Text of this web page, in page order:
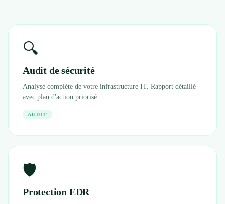
Hors zone
→ Toutes les zones d'intervention (21 villes)
🔍
Audit de sécurité
Analyse complète de votre infrastructure IT. Rapport détaillé
avec plan d'action priorisé.
AUDIT
🛡️
Protection EDR